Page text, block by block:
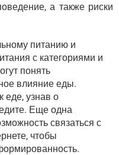
а также риски
питанию и
с категориями и
понять
влияние еды.
еде, узнав о
Еще одна
связаться с
чтобы